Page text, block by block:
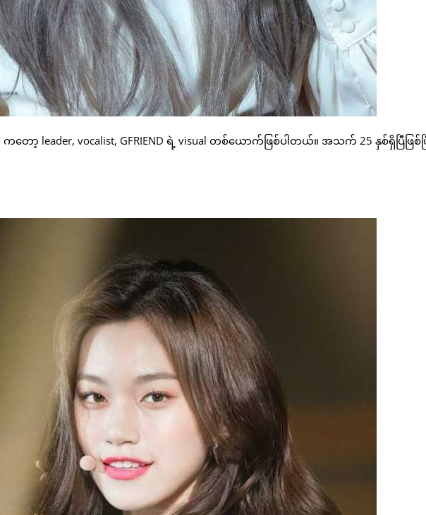
ကတော့ leader, vocalist, GFRIEND ရဲ့ visual တစ်ယောက်ဖြစ်ပါတယ်။ အသက် 25 နှစ်ရှိပြီဖြစ်ပ